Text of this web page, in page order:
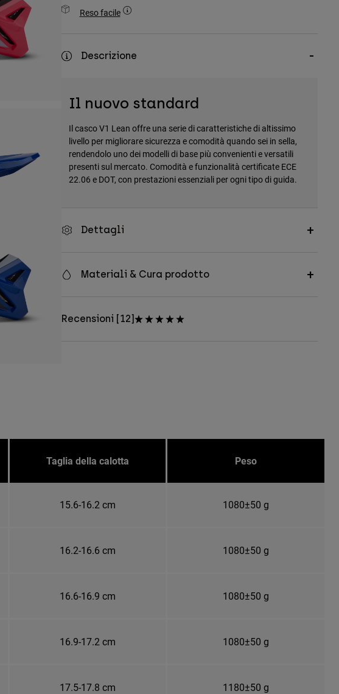
Reso facile
Descrizione
Il nuovo standard
Il casco V1 Lean offre una serie di caratteristiche di altissimo
livello per migliorare sicurezza e comodità quando sei in sella,
rendendolo uno dei modelli di base più convenienti e versatili
presenti sul mercato. Comodità e funzionalità certificate ECE
22.06 e DOT, con prestazioni essenziali per ogni tipo di guida.
Dettagli
Materiali & Cura prodotto
Recensioni [12]
Taglia della calotta Peso
15.6-16.2 cm 1080±50 g
16.2-16.6 cm 1080±50 g
16.6-16.9 cm 1080±50 g
16.9-17.2 cm 1080±50 g
17.5-17.8 cm 1180±50 g